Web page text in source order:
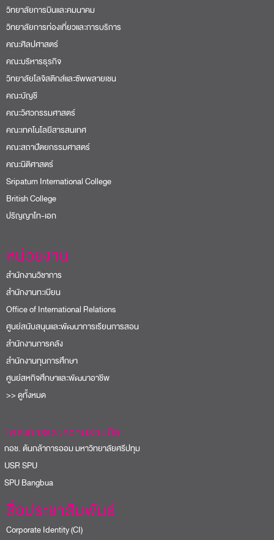
วิทยาลัยการบินและคมนาคม
วิทยาลัยการท่องเที่ยวและการบริการ
คณะศิลปศาสตร์
คณะบริหารธุรกิจ
วิทยาลัยโลจิสติกส์และซัพพลายเชน
คณะบัญชี
คณะวิศวกรรมศาสตร์
คณะเทคโนโลยีสารสนเทศ
คณะสถาปัตยกรรมศาสตร์
คณะนิติศาสตร์
Sripatum International College
British College
ปริญญาโท-เอก
หน่วยงาน
สำนักงานวิชาการ
สำนักงานทะเบียน
Office of International Relations
ศูนย์สนับสนุนและพัฒนาการเรียนการสอน
สำนักงานการคลัง
สำนักงานทุนการศึกษา
ศูนย์สหกิจศึกษาและพัฒนาอาชีพ
>> ดูทั้งหมด
โครงการและความร่วมมือ
ช. ต้นกล้าการออม มหาวิทยาลัยศรีปทุม
SPU
Bangbua
สื่อประชาสัมพันธ์
Corporate Identity (CI)